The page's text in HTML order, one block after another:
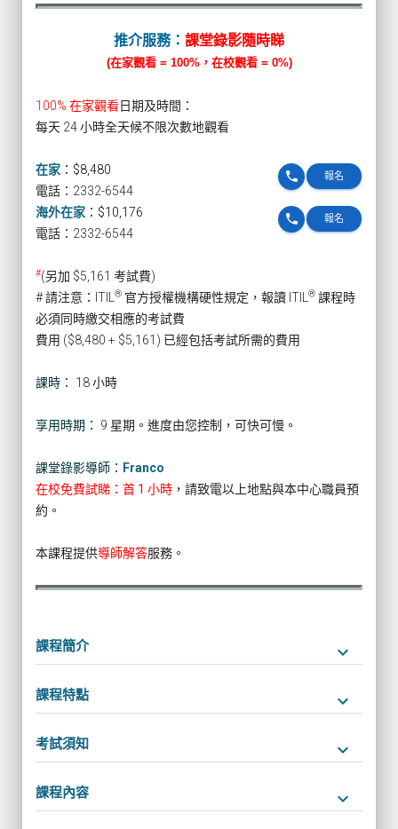
推介服務： 課堂錄影隨時睇
(在家觀看 = 100%，在校觀看 = 0%)
100% 在家觀看日期及時間：
每天 24 小時全天候不限次數地觀看
在家 ： $8,480 報名
phone
電話：2332-6544
海外在家 ： $10,176 報名
phone
電話：2332-6544
#(另加 $5,161 考試費)
# 請注意：ITIL
® 官方授權機構硬性規定，報讀 ITIL ® 課程時
必須同時繳交相應的考試費
費用 ($8,480 + $5,161) 已經包括考試所需的費用
課時： 18 小時
享用時期： 9 星期。進度由您控制，可快可慢。
課堂錄影導師： Franco
在校免費試睇：首 1 小時 ，請致電以上地點與本中心職員預
約。
本課程提供導師解答服務。
課程簡介 keyboard_arrow_down
課程特點 keyboard_arrow_down
考試須知 keyboard_arrow_down
課程內容 keyboard_arrow_down